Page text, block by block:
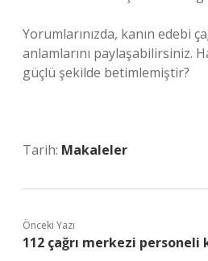
Yorumlarınızda, kanın edebi
anlamlarını paylaşabilirsiniz.
güçlü şekilde betimlemiştir?
Tarih: Makaleler
Önceki Yazı
112 çağrı merkezi personeli